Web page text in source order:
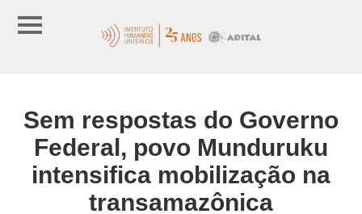
Sem respostas do Governo
Federal, povo Munduruku
intensifica mobilização na
transamazônica